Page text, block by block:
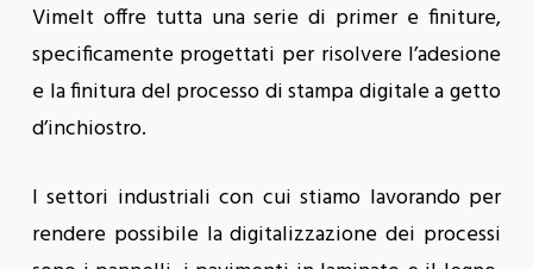
Vimelt offre tutta una serie di primer e finiture,
specificamente progettati per risolvere l’adesione
e la finitura del processo di stampa digitale a getto
d’inchiostro.
I settori industriali con cui stiamo lavorando per
rendere possibile la digitalizzazione dei processi